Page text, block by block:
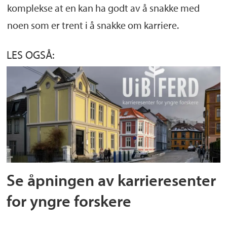
komplekse at en kan ha godt av å snakke med
noen som er trent i å snakke om karriere.
LES OGSÅ:
Se åpningen av karrieresenter
for yngre forskere